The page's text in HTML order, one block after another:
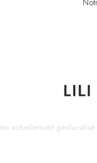
actuellement géolocalisé